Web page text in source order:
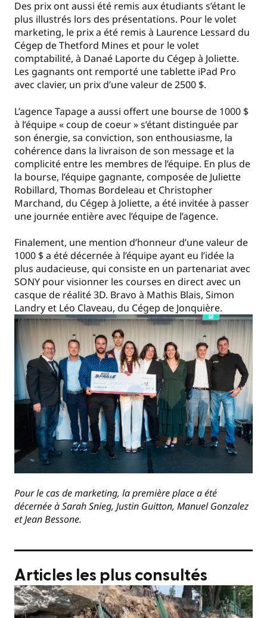
Des prix ont aussi été remis aux étudiants s’étant le
plus illustrés lors des présentations. Pour le volet
marketing, le prix a été remis à Laurence Lessard du
Cégep de Thetford Mines et pour le volet
comptabilité, à Danaé Laporte du Cégep à Joliette.
Les gagnants ont remporté une tablette iPad Pro
avec clavier, un prix d’une valeur de 2500 $.
L’agence Tapage a aussi offert une bourse de 1000 $
à l’équipe « coup de coeur » s’étant distinguée par
son énergie, sa conviction, son enthousiasme, la
cohérence dans la livraison de son message et la
complicité entre les membres de l’équipe. En plus de
la bourse, l’équipe gagnante, composée de Juliette
Robillard, Thomas Bordeleau et Christopher
Marchand, du Cégep à Joliette, a été invitée à passer
une journée entière avec l’équipe de l’agence.
Finalement, une mention d’honneur d’une valeur de
1000 $ a été décernée à l’équipe ayant eu l’idée la
plus audacieuse, qui consiste en un partenariat avec
SONY pour visionner les courses en direct avec un
casque de réalité 3D. Bravo à Mathis Blais, Simon
Landry et Léo Claveau, du Cégep de Jonquière.
Pour le cas de marketing, la première place a été
décernée à Sarah Snieg, Justin Guitton, Manuel Gonzalez
et Jean Bessone.
Articles les plus consultés